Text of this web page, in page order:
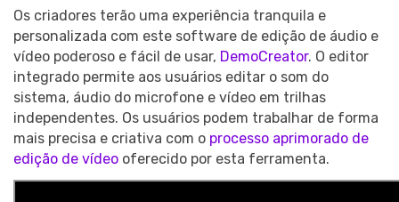
Os criadores terão uma experiência tranquila e
personalizada com este software de edição de áudio e
vídeo poderoso e fácil de usar, DemoCreator. O editor
integrado permite aos usuários editar o som do
sistema, áudio do microfone e vídeo em trilhas
independentes. Os usuários podem trabalhar de forma
mais precisa e criativa com o processo aprimorado de
edição de vídeo oferecido por esta ferramenta.